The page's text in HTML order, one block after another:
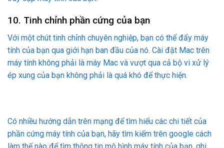
Có nhiều hướng dẫn trên mạng để tìm hiểu các chi tiết của
phần cứng máy tính của bạn, hãy tìm kiếm trên google cách
làm thế nào để tìm thông tin mô hình máy tính của bạn, ghi
lại bộ nhớ RAM và đi tới cửa hàng bán các phần cứng máy
tính ở địa phương và mua những thanh RAM dung lượng lớn
hơn như … 8GB, 16GB, 32GB vv … (Chỉ cần chắc chắn rằng
Vào YouTube và tìm hiểu làm thế nào để cài đặt bộ nhớ RAM
cho từng loại máy tính cụ thể, điều này sẽ làm tăng bộ nhớ